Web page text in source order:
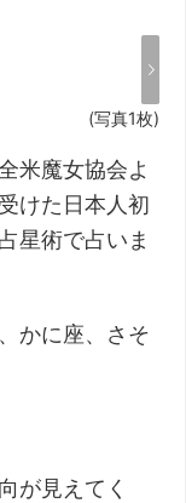
(写真1枚)
米魔女協会よ
けた日本人初
星術で占いま
かに座、さそ
が見えてく